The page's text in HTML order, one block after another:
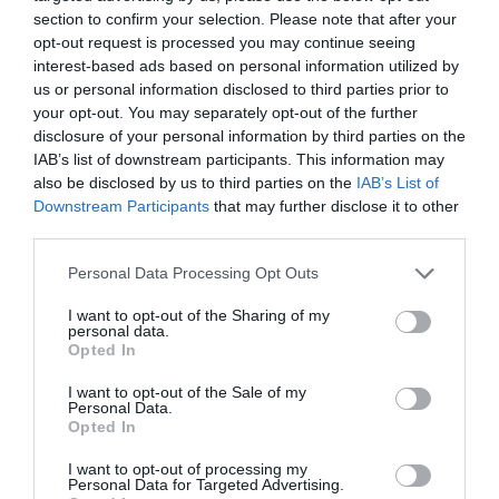
section to confirm your selection. Please note that after your
opt-out request is processed you may continue seeing
interest-based ads based on personal information utilized by
us or personal information disclosed to third parties prior to
your opt-out. You may separately opt-out of the further
disclosure of your personal information by third parties on the
IAB’s list of downstream participants. This information may
also be disclosed by us to third parties on the IAB’s List of
Downstream Participants that may further disclose it to other
Please note that this website/app uses one or more Google
not limited to your visit or usage behaviour. You may click to
grant or deny consent to Google and its third-party tags to
use your data for below specified purposes in below Google
consent section.
Personal Data Processing Opt Outs
I want to opt-out of the Sharing of my
personal data.
Opted In
I want to opt-out of the Sale of my
Personal Data.
Opted In
I want to opt-out of processing my
Personal Data for Targeted Advertising.
08.08.2026 | 12:40
Τι γίνεται με τις τσούχτρες στην
Εύβοια;
08.08.2026 | 12:20
Καύσωνας και πολλά μποφόρ
αύριο στην Εύβοια! Συνεδρίασε η
Εύβοια: Οι ισχυροί άνεμοι
έσπασαν μεγάλο πεύκο σε αυλή
εκκλησίας
Εύβοια: Αποκαταστάθηκε το
ίντερνετ στον Οξύλιθο μετά από
επέμβαση της CP COMPANY Ε.Ε.
08.08.2026 | 11:20
Όλες οι τελευταίες ειδήσεις
ΠΕΡΙΣΣΟΤΕΡΑ ΑΠΟ ΟΙΚΟΝΟΜΙΑ